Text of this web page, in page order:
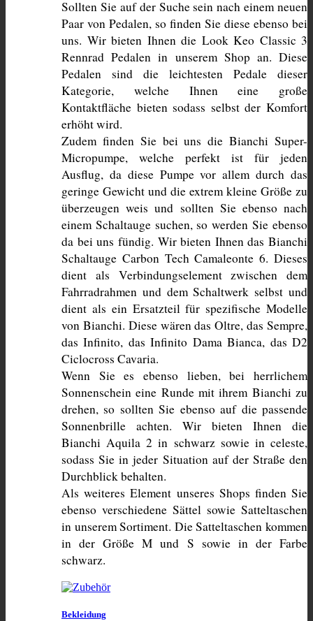
Sollten Sie auf der Suche sein nach einem neuen
Paar von Pedalen, so finden Sie diese ebenso bei
uns. Wir bieten Ihnen die Look Keo Classic 3
Rennrad Pedalen in unserem Shop an. Diese
Pedalen sind die leichtesten Pedale dieser
Kategorie, welche Ihnen eine große
Kontaktfläche bieten sodass selbst der Komfort
erhöht wird.
Zudem finden Sie bei uns die Bianchi Super-
Micropumpe, welche perfekt ist für jeden
Ausflug, da diese Pumpe vor allem durch das
geringe Gewicht und die extrem kleine Größe zu
überzeugen weis und sollten Sie ebenso nach
einem Schaltauge suchen, so werden Sie ebenso
da bei uns fündig. Wir bieten Ihnen das Bianchi
Schaltauge Carbon Tech Camaleonte 6. Dieses
dient als Verbindungselement zwischen dem
Fahrradrahmen und dem Schaltwerk selbst und
dient als ein Ersatzteil für spezifische Modelle
von Bianchi. Diese wären das Oltre, das Sempre,
das Infinito, das Infinito Dama Bianca, das D2
Ciclocross Cavaria.
Wenn Sie es ebenso lieben, bei herrlichem
Sonnenschein eine Runde mit ihrem Bianchi zu
drehen, so sollten Sie ebenso auf die passende
Sonnenbrille achten. Wir bieten Ihnen die
Bianchi Aquila 2 in schwarz sowie in celeste,
sodass Sie in jeder Situation auf der Straße den
Durchblick behalten.
Als weiteres Element unseres Shops finden Sie
ebenso verschiedene Sättel sowie Satteltaschen
in unserem Sortiment. Die Satteltaschen kommen
in der Größe M und S sowie in der Farbe
schwarz.
Bekleidung